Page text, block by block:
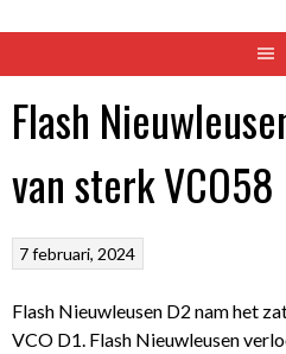
Flash
van sterk VCO58
7 februari, 2024
Flash Nieuwleusen D2 nam het
VCO D1. Flash Nieuwleusen